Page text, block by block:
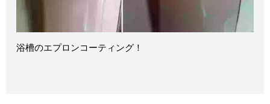
浴槽のエプロンコーティング！